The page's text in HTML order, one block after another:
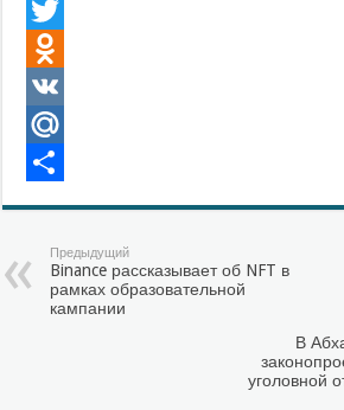
Facebook
Twitter
Odnoklassniki
VK
Mail.Ru
Предыдущий
Binance рассказывает об NFT в
рамках образовательной
кампании
В
уголовной